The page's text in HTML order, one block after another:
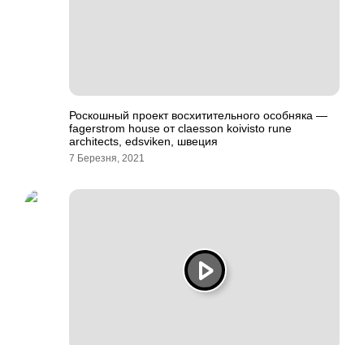
Роскошный проект восхитительного особняка —
fagerstrom house от claesson koivisto rune
architects, edsviken, швеция
7 Березня, 2021